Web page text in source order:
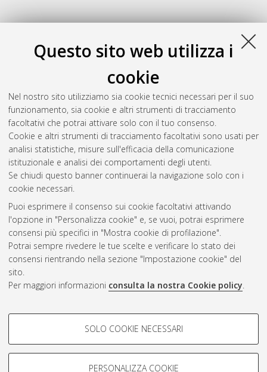
Questo sito web utilizza i
cookie
Nel nostro sito utilizziamo sia cookie tecnici necessari per il suo
funzionamento, sia cookie e altri strumenti di tracciamento
facoltativi che potrai attivare solo con il tuo consenso.
Cookie e altri strumenti di tracciamento facoltativi sono usati per
analisi statistiche, misure sull'efficacia della comunicazione
istituzionale e analisi dei comportamenti degli utenti.
Se chiudi questo banner continuerai la navigazione solo con i
cookie necessari.
Puoi esprimere il consenso sui cookie facoltativi attivando
l'opzione in "Personalizza cookie" e, se vuoi, potrai esprimere
consensi più specifici in "Mostra cookie di profilazione".
Potrai sempre rivedere le tue scelte e verificare lo stato dei
consensi rientrando nella sezione "Impostazione cookie" del
sito.
Per maggiori informazioni consulta la nostra Cookie policy.
COOKIE DI PROFILAZIONE -
Si tratta di cookie utilizzati per analizzare le caratteristiche della
navigazione degli utenti, creare profili in base al loro comportamento
SOLO COOKIE NECESSARI
PERSONALIZZA COOKIE
38
Vazzana, Gabriele (2026) Protein functional annotation with
embeddings and computational approach
thesis], Alma Mater Studiorum Università di Bologna.
Dottorato di ricerca inArcheologia, 38 Ciclo. DOI
10.48676/unibo/amsdottorato/12612.
Questa lista e' stata generata ilSun Aug 9 20:45:43 2026
Atom
Rss 1.0
Rss 2.0
ISSN: 2038-7946
Impostazioni Cookie
Informativa sulla privacy
Condizioni d’uso del sito